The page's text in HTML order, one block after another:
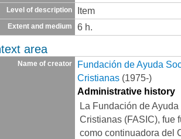
Level of description Item
Extent and medium 6 h.
area
Name of creator
Fundación de Ayuda
Cristianas (1975-)
Administrative history
La Fundación de
Cristianas (FASIC), fue
como continuadora del